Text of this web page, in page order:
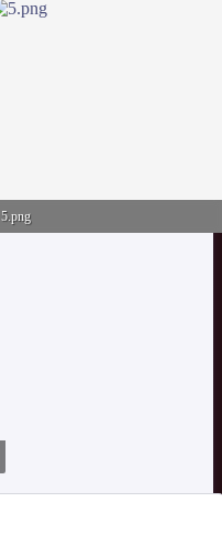
53.9 KB · Görüntüleme: 39
5.png